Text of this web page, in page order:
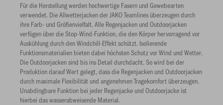
Für die Herstellung werden hochwertige Fasern und Gewebearten
verwendet. Die Allwetterjacken der JAKO Teamlines überzeugen durch
ihre Farb- und Größenvielfalt. Alle Regenjacken und Outdoorjacken
verfügen über die Stop-Wind-Funktion, die den Körper hervorragend vor
Auskühlung durch den Windchill-Effekt schützt. Isolierende
Funktionsmaterialien bieten dabei höchsten Schutz vor Wind und Wetter.
Die Outdoorjacken sind bis ins Detail durchdacht. So wird bei der
Produktion darauf Wert gelegt, dass die Regenjacken und Outdoorjacken
durch maximale Flexibilität und angenehmen Tragekomfort überzeugen.
Unabdingbare Funktion bei jeder Regenjacke und Outdoorjacke ist
hierbei das wasserabweisende Material.